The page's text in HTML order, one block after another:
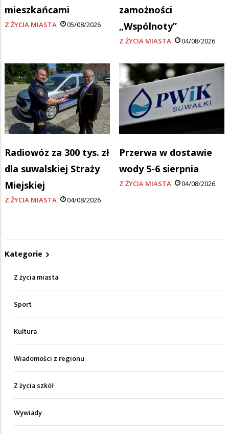
mieszkańcami
Z ŻYCIA MIASTA 05/08/2026
zamożności
„Wspólnoty”
Z ŻYCIA MIASTA 04/08/2026
Radiowóz za 300 tys. zł
dla suwalskiej Straży
Miejskiej
Z ŻYCIA MIASTA 04/08/2026
Przerwa w dostawie
wody 5-6 sierpnia
Z ŻYCIA MIASTA 04/08/2026
Kategorie
Z życia miasta
Sport
Kultura
Wiadomości z regionu
Z życia szkół
Wywiady